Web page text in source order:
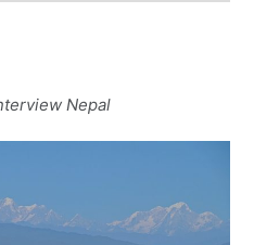
Nepal